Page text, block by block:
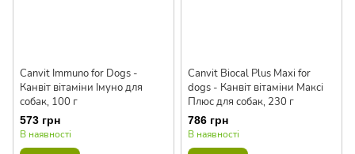
Canvit Immuno for Dogs -
Канвіт вітаміни Імуно для
собак, 100 г
573 грн
В наявності
Canvit Biocal Plus Maxi for
dogs - Канвіт вітаміни Максі
Плюс для собак, 230 г
786 грн
В наявності